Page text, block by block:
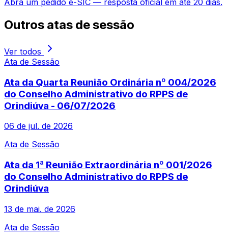
Abra um pedido e-SIC — resposta oficial em até 20 dias.
Outros atas de sessão
Ver todos
Ata de Sessão
Ata da Quarta Reunião Ordinária nº 004/2026
do Conselho Administrativo do RPPS de
Orindiúva - 06/07/2026
06 de jul. de 2026
Ata de Sessão
Ata da 1ª Reunião Extraordinária nº 001/2026
do Conselho Administrativo do RPPS de
Orindiúva
13 de mai. de 2026
Ata de Sessão